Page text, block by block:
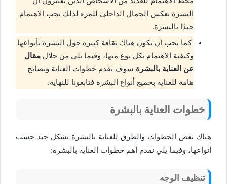
البشرة تعكس الجمال الداخلي للمرء لذلك يجب الاهتمام
جيدًا بالبشرة.
كما يجب أن تكون هناك ثقافة كبيرة حول البشرة بأنواعها
وكيفية الاهتمام بكل نوع منها، وفيما يلي من خلال مقال
عن العناية بالبشرة سوف نقدم خطوات العناية ونصائح
هامة للعناية بجميع أنواع البشرة فتابعونا للنهاية.
خطوات العناية بالبشرة
هناك بعض الخطوات والطرق للعناية بالبشرة بشكل جيد حسب
أنواعها، وفيما يلي نقدم أهم خطوات العناية بالبشرة:
تنظيف الوجه